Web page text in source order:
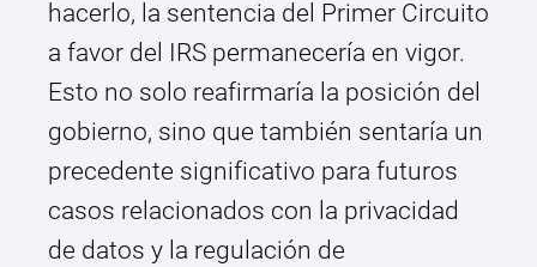
hacerlo, la sentencia del Primer Circuito
a favor del IRS permanecería en vigor.
Esto no solo reafirmaría la posición del
gobierno, sino que también sentaría un
precedente significativo para futuros
casos relacionados con la privacidad
de datos y la regulación de